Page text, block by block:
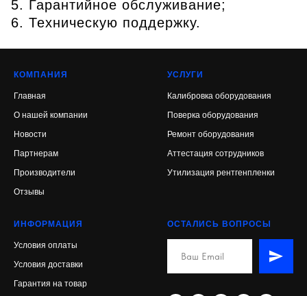
Гарантийное обслуживание;
Техническую поддержку.
КОМПАНИЯ
Главная
О нашей компании
Новости
Партнерам
Производители
Отзывы
УСЛУГИ
Калибровка оборудования
Поверка оборудования
Ремонт оборудования
Аттестация сотрудников
Утилизация рентгенпленки
ИНФОРМАЦИЯ
Условия оплаты
Условия доставки
Гарантия на товар
ОСТАЛИСЬ ВОПРОСЫ